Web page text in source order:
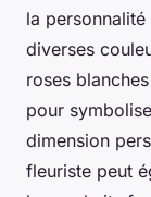
la
diverses
roses
pour
dimension
fleuriste peut